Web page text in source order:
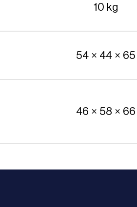
10 kg
54 × 44 × 65
46 × 58 × 66